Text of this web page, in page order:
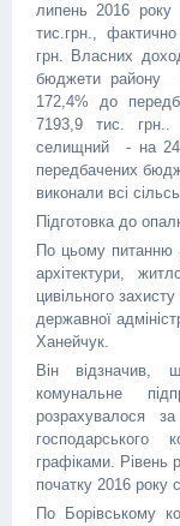
липень 2016
тис.грн.,
грн. Власних
бюджети району
172,4% до
7193,9 тис. грн..
селищний - на
передбачених
виконали всі
Підготовка до
По цьому питанню
архітектури,
цивільного захисту
Ханейчук.
Він відзначив,
комунальне
розрахувалося
господарського
графіками. Рівень
початку 2016 року
По Борівському